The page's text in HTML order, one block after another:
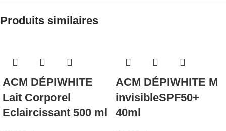
Produits similaires
ACM DÉPIWHITE
Lait Corporel
Eclaircissant 500 ml
ACM DÉPIWHITE M
invisibleSPF50+
40ml